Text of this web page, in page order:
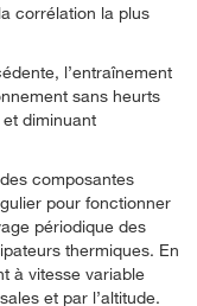
corrélation la plus
l’entraînement
sans heurts
diminuant
composantes
pour fonctionner
périodique des
thermiques. En
à vitesse variable
et par l’altitude.